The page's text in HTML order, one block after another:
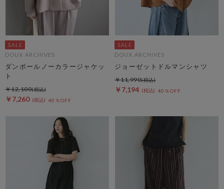
DOUX ARCHIVES
ダンボールノーカラージャケッ
ト
￥7,260 40％OFF
￥12,100
DOUX ARCHIVES
ジョーゼットドルマンシャツ
￥7,194 40％OFF
￥11,990